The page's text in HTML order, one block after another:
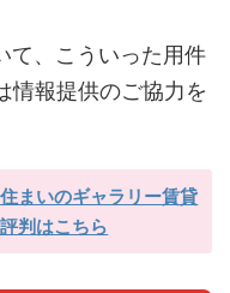
て、こういった用件
情報提供のご協力を
まいのギャラリー賃貸
判はこちら